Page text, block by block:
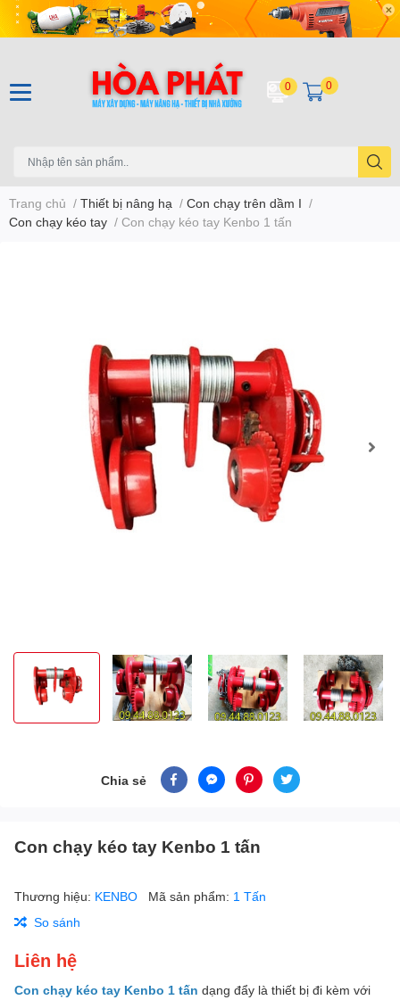
0 0
Trang chủ / Thiết bị nâng hạ / Con chạy trên dầm I /
Con chạy kéo tay / Con chạy kéo tay Kenbo 1 tấn
Chia sẻ
Con chạy kéo tay Kenbo 1 tấn
Thương hiệu: KENBO Mã sản phẩm: 1 Tấn
So sánh
Liên hệ
Con chạy kéo tay Kenbo 1 tấn dạng đẩy là thiết bị đi kèm với